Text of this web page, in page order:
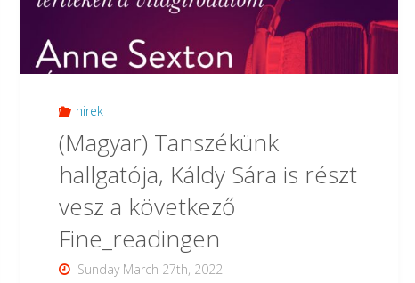
pótpályázati
hirek
(Magyar) Tanszékünk
hallgatója, Káldy Sára is részt
vesz a következő
Fine_readingen
Sunday March 27th, 2022